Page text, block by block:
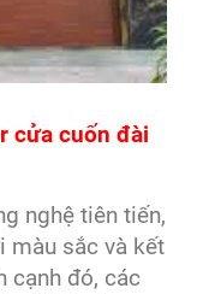
cửa cuốn đài
nghệ tiên tiến,
màu sắc và kết
cạnh đó, các